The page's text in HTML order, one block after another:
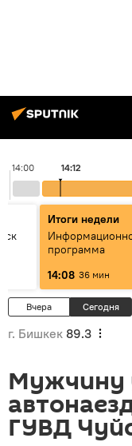
14:00 14:12
Итоги недели
программа
14:08 36 мин
Вчера Сегодня
г. Бишкек 89.3
Мужчину
ГУВД